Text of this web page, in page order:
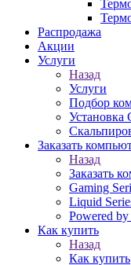
Распродажа
Акции
Услуги
Назад
Услуги
Подбор
Заказать
Назад
Заказать
Gaming
Liquid
Powered
Как купить
Назад
Как купить